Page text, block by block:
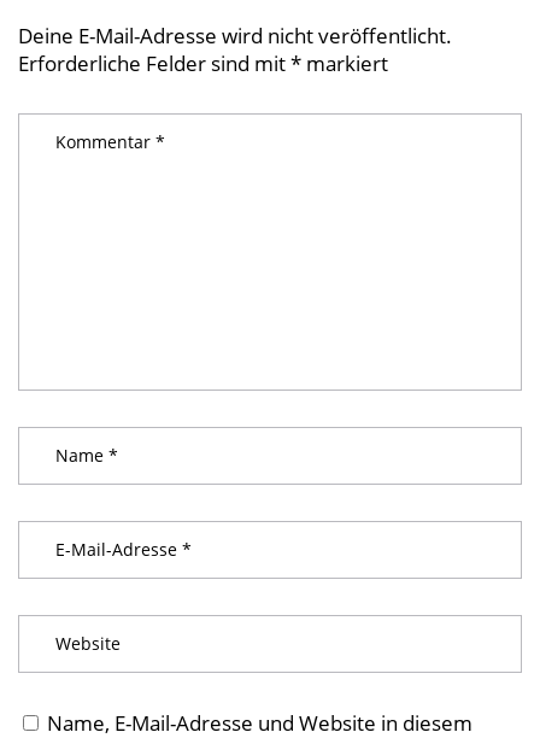
Deine E-Mail-Adresse wird nicht veröffentlicht.
Erforderliche Felder sind mit* markiert
Name, E-Mail-Adresse und Website in diesem